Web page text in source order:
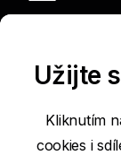
Užijte
Kliknutím
cookies i